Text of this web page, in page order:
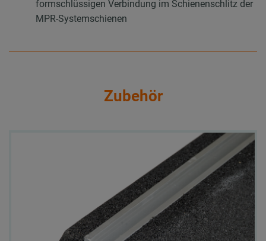
formschlüssigen Verbindung im Schienenschlitz der
MPR-Systemschienen
Zubehör